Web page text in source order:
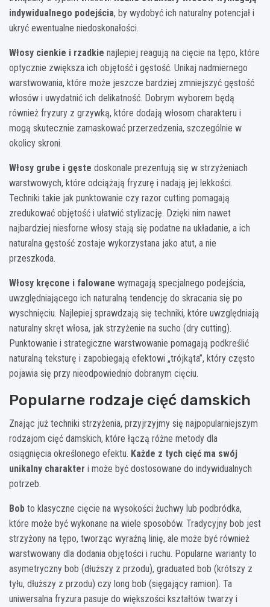
indywidualnego podejścia, by wydobyć ich naturalny potencjał i
ukryć ewentualne niedoskonałości.
Włosy cienkie i rzadkie najlepiej reagują na cięcie na tępo, które
optycznie zwiększa ich objętość i gęstość. Unikaj nadmiernego
warstwowania, które może jeszcze bardziej zmniejszyć gęstość
włosów i uwydatnić ich delikatność. Dobrym wyborem będą
również fryzury z grzywką, które dodają włosom charakteru i
mogą skutecznie zamaskować przerzedzenia, szczególnie w
okolicy skroni.
Włosy grube i gęste doskonale prezentują się w strzyżeniach
warstwowych, które odciążają fryzurę i nadają jej lekkości.
Techniki takie jak punktowanie czy razor cutting pomagają
zredukować objętość i ułatwić stylizację. Dzięki nim nawet
najbardziej niesforne włosy stają się podatne na układanie, a ich
naturalna gęstość zostaje wykorzystana jako atut, a nie
przeszkoda.
Włosy kręcone i falowane wymagają specjalnego podejścia,
uwzględniającego ich naturalną tendencję do skracania się po
wyschnięciu. Najlepiej sprawdzają się techniki, które uwzględniają
naturalny skręt włosa, jak strzyżenie na sucho (dry cutting).
Punktowanie i strategiczne warstwowanie pomagają podkreślić
naturalną teksturę i zapobiegają efektowi „trójkąta”, który często
pojawia się przy nieodpowiednio dobranym cięciu.
Popularne rodzaje cięć damskich
Znając już techniki strzyżenia, przyjrzyjmy się najpopularniejszym
rodzajom cięć damskich, które łączą różne metody dla
osiągnięcia określonego efektu. Każde z tych cięć ma swój
unikalny charakter i może być dostosowane do indywidualnych
potrzeb.
Bob to klasyczne cięcie na wysokości żuchwy lub podbródka,
które może być wykonane na wiele sposobów. Tradycyjny bob jest
strzyżony na tępo, tworząc wyraźną linię, ale może być również
warstwowany dla dodania objętości i ruchu. Popularne warianty to
asymetryczny bob (dłuższy z przodu), graduated bob (krótszy z
tyłu, dłuższy z przodu) czy long bob (sięgający ramion). Ta
uniwersalna fryzura pasuje do większości kształtów twarzy i